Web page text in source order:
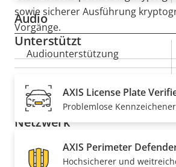
sowie sicherer Ausführung
Vorgänge.
Audio
Eigentumsbeschreibung
Audiounterstützung
Integriertes Mikrofon
Netzwerk
Eigentumsbeschreibung
PoE-Klasse
Unterstützt
AXIS License Plate
Problemlose
AXIS Perimeter
Hochsicherer und